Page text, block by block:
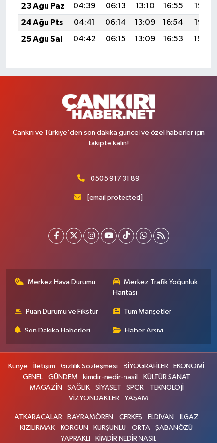
23 Ağu Paz
04:39 06:13 13:10 16:55
19:57
24 Ağu Pts
04:41 06:14 13:09 16:54
19:55
25 Ağu Sal
04:42 06:15 13:09 16:53 19:54
Çankırı ve Türkiye'den son dakika güncel ve özel haberler için
takipte kalın!
0505 917 31 89
[email protected]
Merkez Hava Durumu
Merkez Trafik Yoğunluk
Haritası
Puan Durumu ve Fikstür Tüm Manşetler
Son Dakika Haberleri Haber Arşivi
Künye İletişim Gizlilik Sözleşmesi BİYOGRAFİLER
EKONOMİ
GENEL
GÜNDEM kimdir-nedir-nasil
KÜLTÜR SANAT
MAGAZİN
SAĞLIK SİYASET SPOR
TEKNOLOJİ
VİZYONDAKİLER
YAŞAM
ATKARACALAR BAYRAMÖREN ÇERKEŞ ELDİVAN
ILGAZ
KIZILIRMAK
KORGUN KURŞUNLU ORTA
ŞABANÖZÜ
YAPRAKLI
KİMDİR NEDİR NASIL